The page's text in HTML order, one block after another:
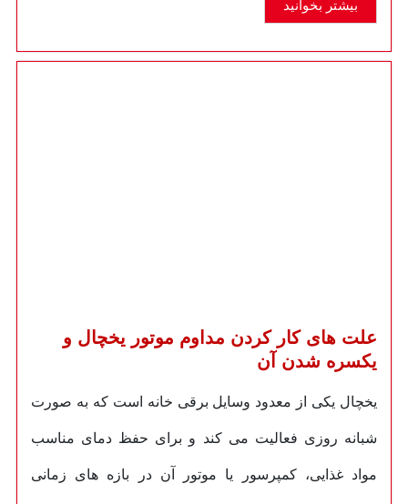
بیشتر بخوانید
علت های کار کردن مداوم موتور یخچال و
یکسره شدن آن
یخچال یکی از معدود وسایل برقی خانه است که به صورت
شبانه روزی فعالیت می کند و برای حفظ دمای مناسب
مواد غذایی، کمپرسور یا موتور آن در بازه های زمانی